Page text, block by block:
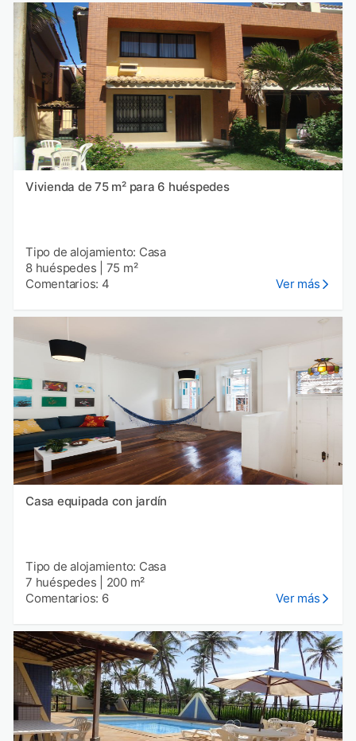
Vivienda de 75 m² para 6 huéspedes
Tipo de alojamiento: Casa
8 huéspedes
75 m²
Comentarios: 4
Ver más
Casa equipada con jardín
Tipo de alojamiento: Casa
7 huéspedes
200 m²
Comentarios: 6
Ver más